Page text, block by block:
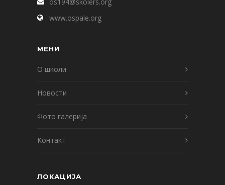
www.ospale.org
МЕНИ
О школи
Новости
Фото галерија
Контакт
ЛОКАЦИЈА